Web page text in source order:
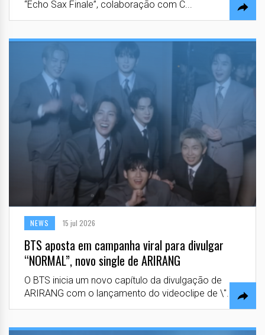
“Echo Sax Finale”, colaboração com C...
NEWS 15 jul 2026
BTS aposta em campanha viral para divulgar
“NORMAL”, novo single de ARIRANG
O BTS inicia um novo capítulo da divulgação de
ARIRANG com o lançamento do videoclipe de \"...